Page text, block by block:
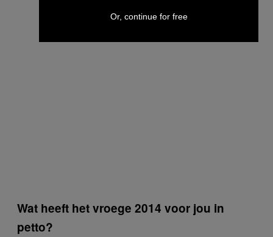
Wat heeft het vroege 2014 voor jou in
petto?
Or, continue for free